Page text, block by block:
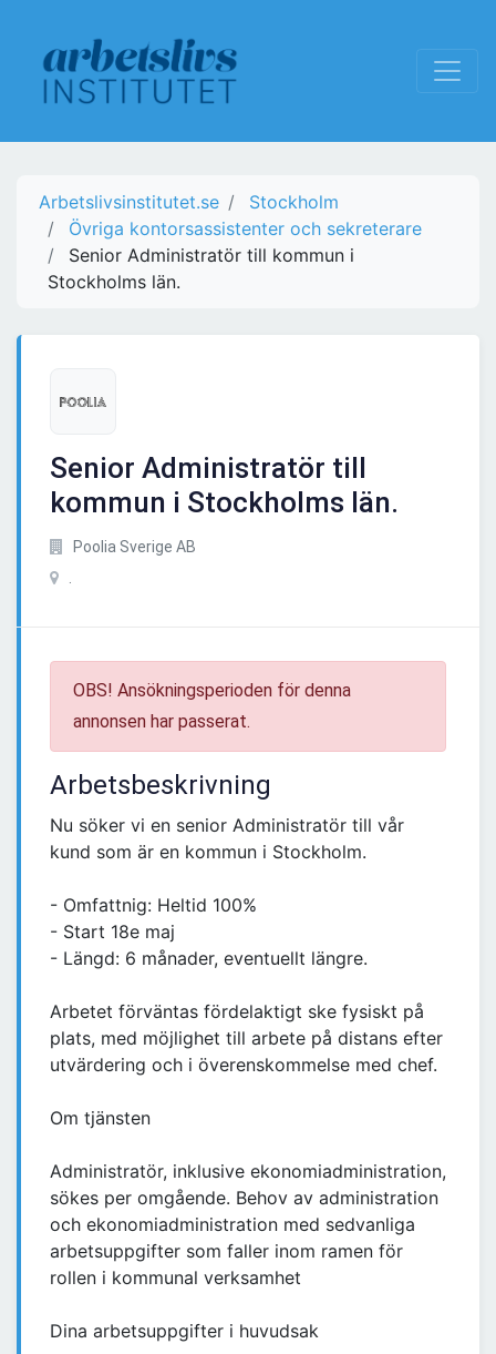
Arbetslivsinstitutet.se
Stockholm
Övriga kontorsassistenter och sekreterare
Senior Administratör till kommun i
Stockholms län.
Senior Administratör till
kommun i Stockholms län.
Poolia Sverige AB
.
OBS! Ansökningsperioden för denna
annonsen har passerat.
Arbetsbeskrivning
Nu söker vi en senior Administratör till vår
kund som är en kommun i Stockholm.
- Omfattnig: Heltid 100%
- Start 18e maj
- Längd: 6 månader, eventuellt längre.
Arbetet förväntas fördelaktigt ske fysiskt på
plats, med möjlighet till arbete på distans efter
utvärdering och i överenskommelse med chef.
Om tjänsten
Administratör, inklusive ekonomiadministration,
sökes per omgående. Behov av administration
och ekonomiadministration med sedvanliga
arbetsuppgifter som faller inom ramen för
rollen i kommunal verksamhet
Dina arbetsuppgifter i huvudsak